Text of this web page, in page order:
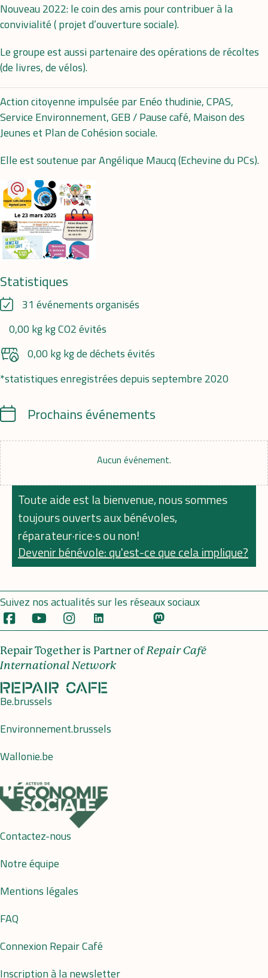
Nouveau 2022: le coin des amis pour contribuer à la
convivialité ( projet d’ouverture sociale).
Le groupe est aussi partenaire des opérations de récoltes
(de livres, de vélos).
Action citoyenne impulsée par Enéo thudinie, CPAS,
Service Environnement, GEB / Pause café, Maison des
Jeunes et Plan de Cohésion sociale.
Elle est soutenue par Angélique Maucq (Echevine du PCs).
Statistiques
31 événements organisés
0,00 kg kg CO2 évités
0,00 kg kg de déchets évités
*statistiques enregistrées depuis septembre 2020
CalendrierProchains événements
Aucun événement.
Toute aide est la bienvenue, nous sommes
toujours ouverts aux bénévoles,
réparateur·rice·s ou non!
Devenir bénévole: qu'est-ce que cela implique?
Suivez nos actualités sur les réseaux sociaux
Repair Together is Partner ofRepair Café
International Network
Be.brussels
Environnement.brussels
Wallonie.be
Contactez-nous
Notre équipe
Mentions légales
FAQ
Connexion Repair Café
Inscription à la newsletter